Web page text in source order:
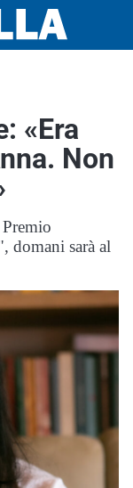
«Era
Non
domani sarà al